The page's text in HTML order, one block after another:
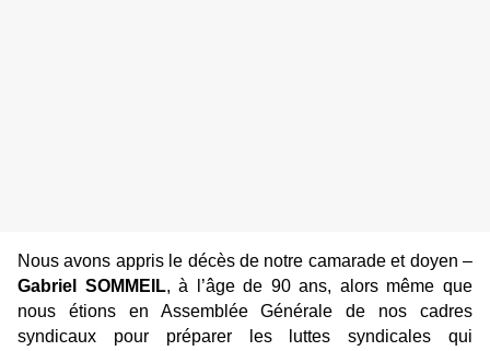
Nous avons appris le décès de notre camarade et doyen –
Gabriel SOMMEIL, à l’âge de 90 ans, alors même que
nous étions en Assemblée Générale de nos cadres
syndicaux pour préparer les luttes syndicales qui